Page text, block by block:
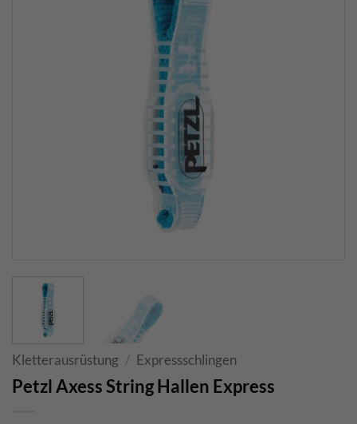
Kletterausrüstung / Expressschlingen
Petzl Axess String Hallen Express